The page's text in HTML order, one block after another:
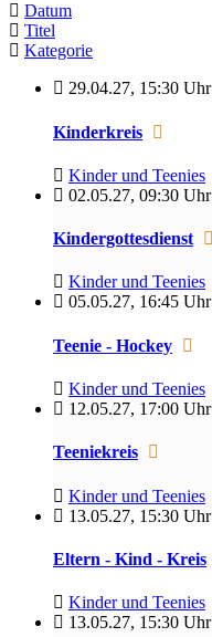
Datum
Titel
Kategorie
29.04.27, 15:30 Uhr
Kinderkreis
Kinder und Teenies
02.05.27, 09:30 Uhr
Kindergottesdienst
Kinder und Teenies
05.05.27, 16:45 Uhr
Teenie - Hockey
Kinder und Teenies
12.05.27, 17:00 Uhr
Teeniekreis
Kinder und Teenies
13.05.27, 15:30 Uhr
Eltern - Kind - Kreis
Kinder und Teenies
13.05.27, 15:30 Uhr